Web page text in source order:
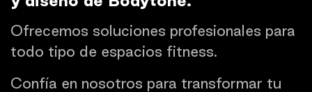
Ofrecemos soluciones profesionales para
todo tipo de espacios fitness.
Confía en nosotros para transformar tu